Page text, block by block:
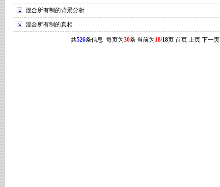
混合所有制的背景分析
混合所有制的真相
共526条信息 每页为30条 当前为18/18页 首页 上页 下一